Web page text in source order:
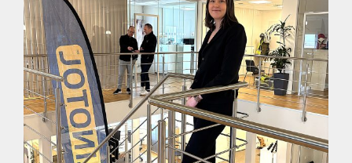
på
Linotol